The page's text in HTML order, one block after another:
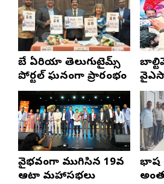
బే ఏరియా తెలుగుటైమ్స్
పోర్టల్ ఘనంగా ప్రారంభం
వైభవంగా ముగిసిన 19వ
ఆటా మహాసభలు
భాష